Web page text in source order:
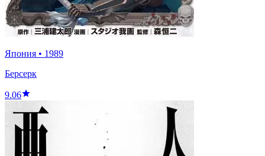
Япония • 1989
Берсерк
9.06